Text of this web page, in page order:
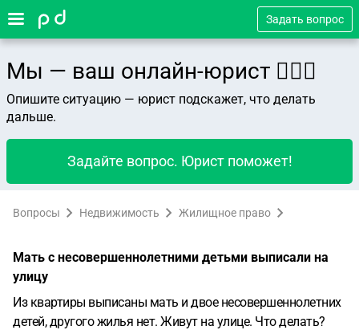
Задать вопрос
Мы — ваш онлайн-юрист 👨🏻‍⚖️
Опишите ситуацию — юрист подскажет, что делать
дальше.
Задайте вопрос. Юрист поможет!
Вопросы Недвижимость Жилищное право
Мать с несовершеннолетними детьми выписали на
улицу
Из квартиры выписаны мать и двое несовершеннолетних
детей, другого жилья нет. Живут на улице. Что делать?